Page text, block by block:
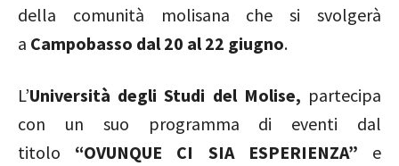
della comunità molisana che si svolgerà
a Campobasso dal 20 al 22 giugno.
L’Università degli Studi del Molise, partecipa
con un suo programma di eventi dal
titolo “OVUNQUE CI SIA ESPERIENZA” e